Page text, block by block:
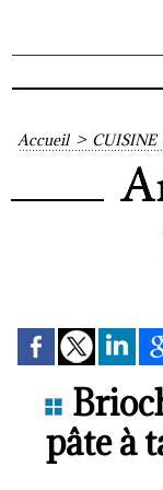
Accueil > CUISINE
pâte à